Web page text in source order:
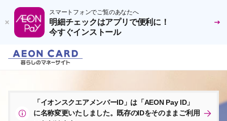
スマートフォンでご覧のあなたへ
明細チェックはアプリで便利に！
今すぐインストール
「イオンスクエアメンバーID」は「AEON Pay ID」
に名称変更いたしました。既存のIDをそのままご利用